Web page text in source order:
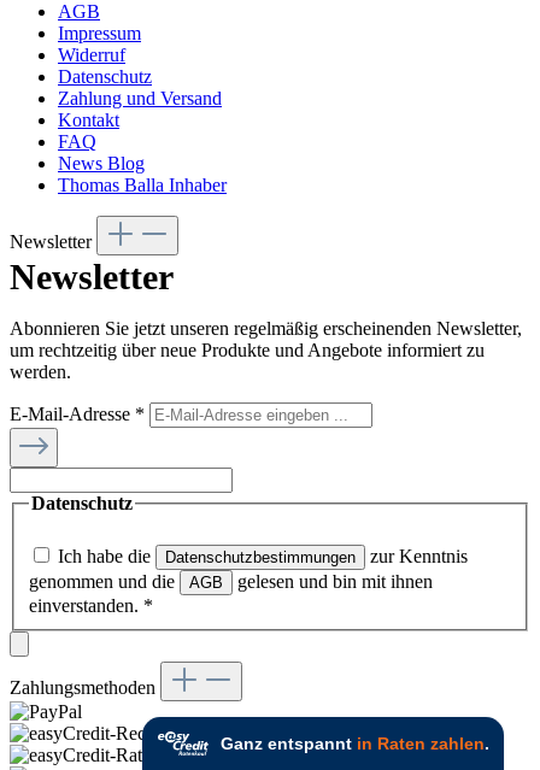
AGB
Impressum
Widerruf
Datenschutz
Zahlung und Versand
Kontakt
FAQ
News Blog
Thomas Balla Inhaber
Newsletter
Newsletter
Abonnieren Sie jetzt unseren regelmäßig erscheinenden Newsletter,
um rechtzeitig über neue Produkte und Angebote informiert zu
werden.
E-Mail-Adresse *
Datenschutz
Ich habe die Datenschutzbestimmungen
zur Kenntnis
genommen und die
AGB
gelesen und bin mit ihnen
einverstanden. *
Zahlungsmethoden